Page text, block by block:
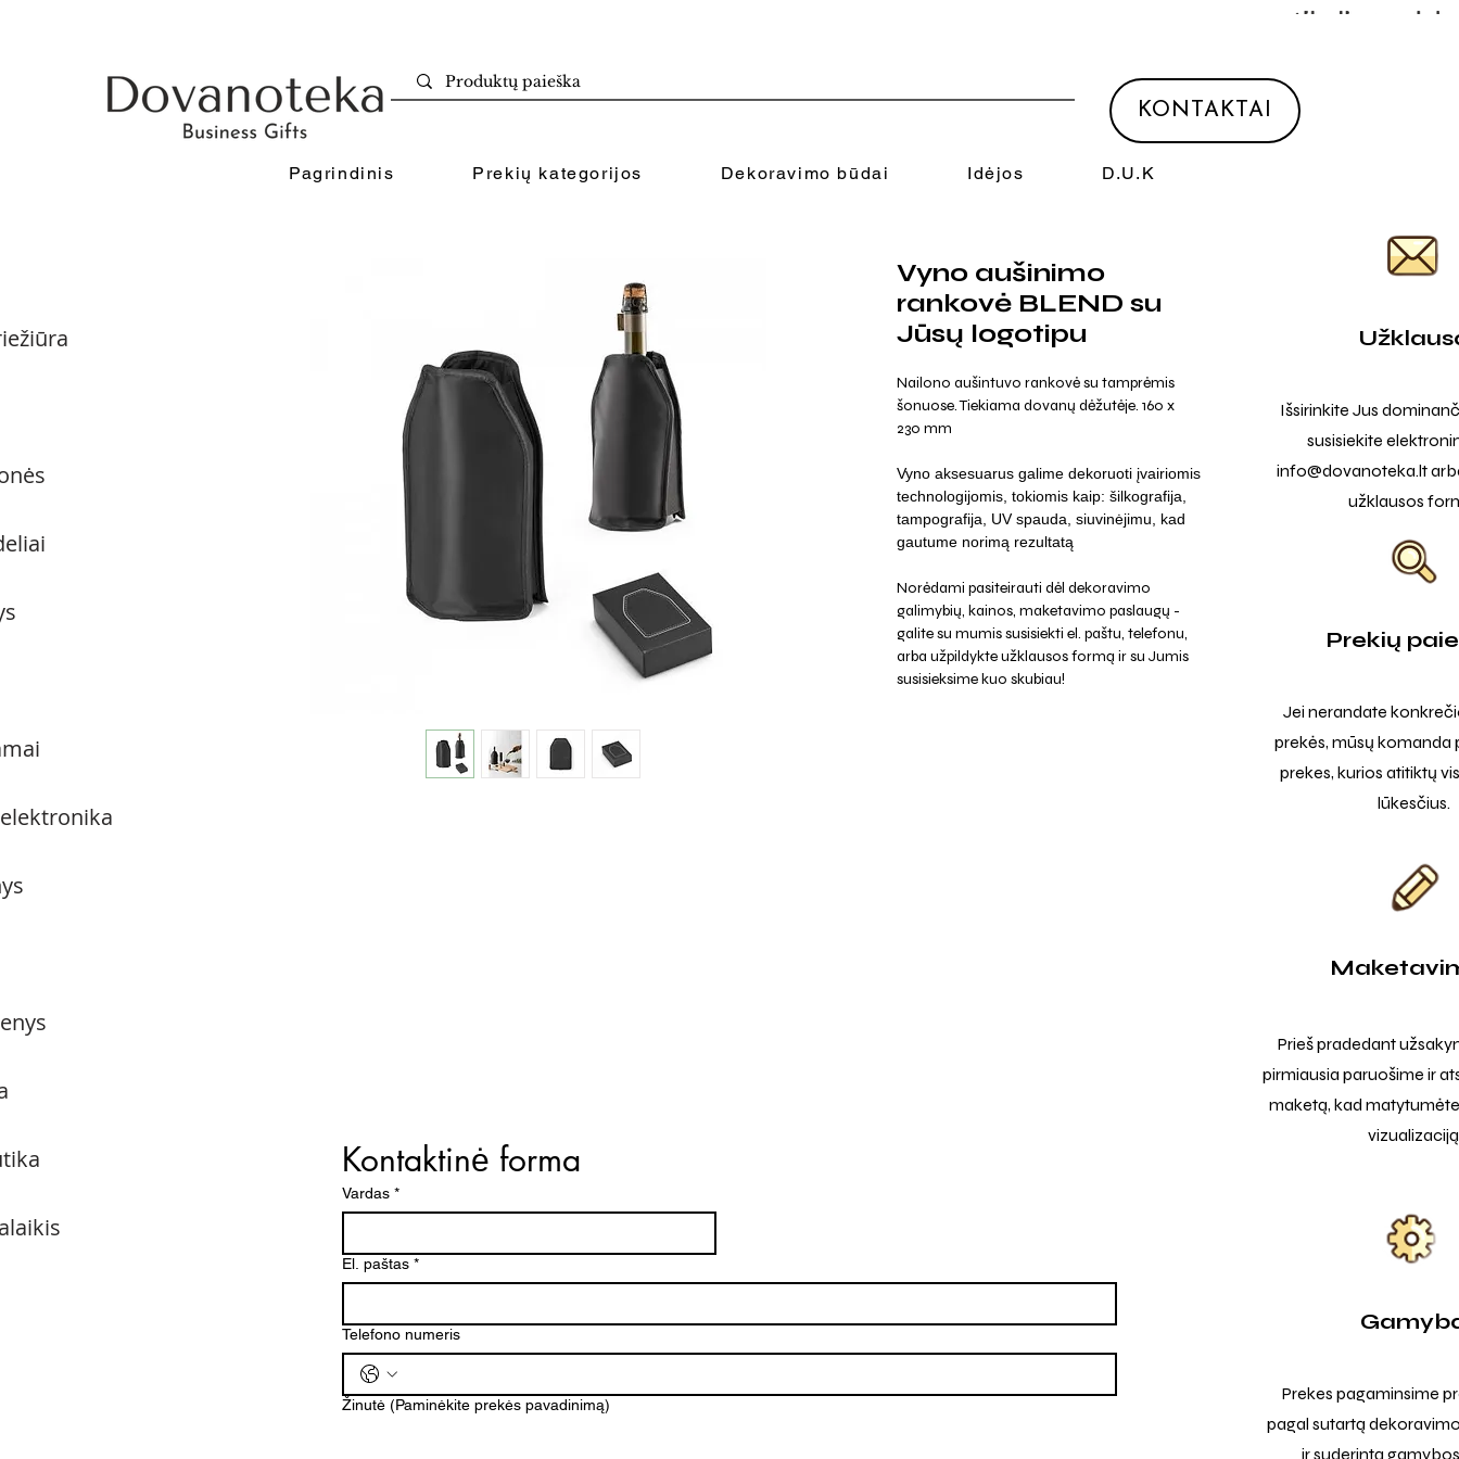
Pagrindinis Prekių kategorijos Dekoravimo būdai Idėjos D.U.K
KONTAKTAI
Vyno aušinimo
rankovė BLEND su
Jūsų logotipu
Nailono aušintuvo rankovė su tamprėmis
šonuose. Tiekiama dovanų dėžutėje. 160 x
230 mm
Vyno aksesuarus galime dekoruoti įvairiomis
technologijomis, tokiomis kaip: šilkografija,
tampografija, UV spauda, siuvinėjimu, kad
gautume norimą rezultatą
Norėdami pasiteirauti dėl dekoravimo
galimybių, kainos, maketavimo paslaugų -
galite su mumis susisiekti el. paštu, telefonu,
arba užpildykte užklausos formą ir su Jumis
susisieksime kuo skubiau!
Išsirinkite Jus
susisiekite
info@dovanoteka.lt
užklausos
Prekių
Jei nerandate
prekės, mūsų komanda
prekes, kurios atitiktų
lūkesčius.
Kontaktinė forma
Vardas *
El. paštas *
Telefono numeris
Žinutė (Paminėkite prekės pavadinimą)
Prieš pradedant
pirmiausia paruošime ir
maketą, kad
vizualizaciją
Prekes pagaminsime
pagal sutartą
ir suderintą